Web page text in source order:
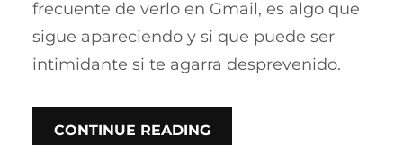
frecuente de verlo en Gmail, es algo que
sigue apareciendo y si que puede ser
intimidante si te agarra desprevenido.
CONTINUE READING